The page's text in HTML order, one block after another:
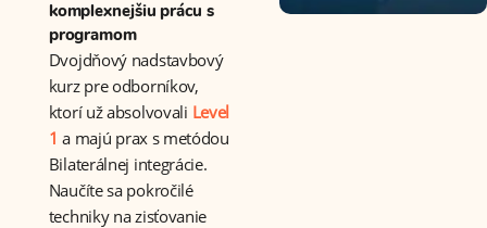
komplexnejšiu prácu s
programom
Dvojdňový nadstavbový
kurz pre odborníkov,
ktorí už absolvovali Level
1 a majú prax s metódou
Bilaterálnej integrácie.
Naučíte sa pokročilé
techniky na zisťovanie